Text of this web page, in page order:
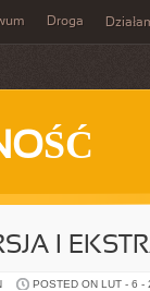
Droga
I
POSTED ON LUT - 6 -